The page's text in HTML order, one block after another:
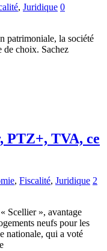
, Juridique 0
patrimoniale, la société
choix. Sachez
PTZ+, TVA, ce
, Fiscalité, Juridique 2
Scellier », avantage
neufs pour les
nationale, qui a voté